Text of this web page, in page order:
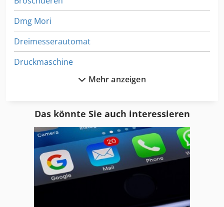
Dmg Mori
Dreimesserautomat
Druckmaschine
Kallfass Universa 400
Leimwerk
Mecman
Meuser Drehmaschine
Mehr anzeigen
Das könnte Sie auch interessieren